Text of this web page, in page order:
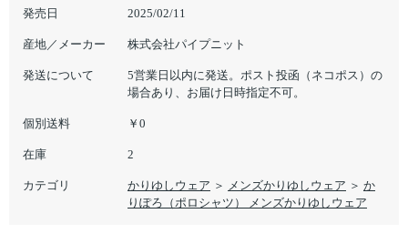
発売日 2025/02/11
産地／メーカー 株式会社パイプニット
発送について
5営業日以内に発送。ポスト投函（ネコポス）の
場合あり、お届け日時指定不可。
個別送料 ￥0
在庫 2
カテゴリ かりゆしウェア ＞ メンズかりゆしウェア ＞ か
りぽろ（ポロシャツ） メンズかりゆしウェア